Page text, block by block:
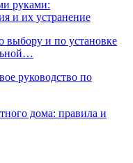
руками:
и их устранение
выбору и по установке
руководство по
дома: правила и